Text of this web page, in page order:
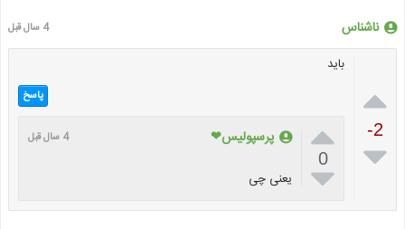
ناشناس 4 سال قبل

-2

باید
پاسخ

0

پرسپولیس❤ 4 سال قبل
یعنی چی